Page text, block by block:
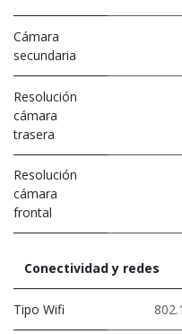
Cámara
secundaria
Resolución
cámara
trasera
Resolución
cámara
frontal
Conectividad y redes
Tipo Wifi